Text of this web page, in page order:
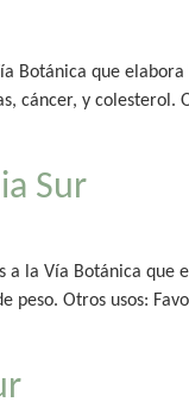
Botánica que
y colesterol.
Sur
la Vía Botánica que
Otros usos: